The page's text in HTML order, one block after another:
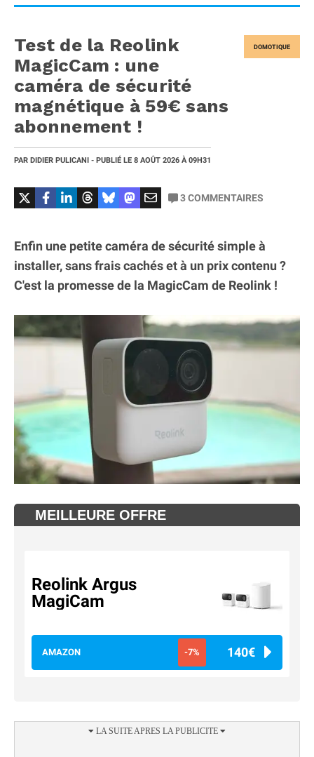
DOMOTIQUE
Test de la Reolink
MagicCam : une
caméra de sécurité
magnétique à 59€ sans
abonnement !
PAR DIDIER PULICANI - PUBLIÉ LE 8 AOÛT 2026 À 09H31
3COMMENTAIRES
Enfin une petite caméra de sécurité simple à
installer, sans frais cachés et à un prix contenu ?
C'est la promesse de la MagicCam de Reolink !
MEILLEURE OFFRE
Reolink Argus
MagiCam
AMAZON -7% 140€